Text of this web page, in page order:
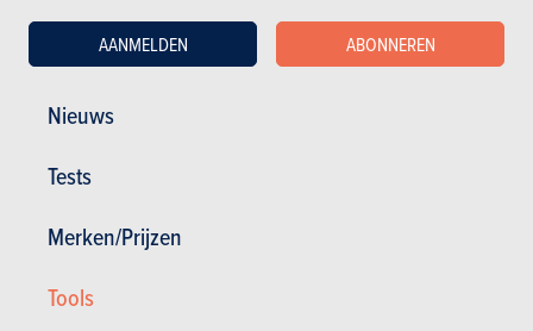
Nieuws
Tests
Merken/Prijzen
Tools
AANMELDEN ABONNEREN
Scénic (c'est comme ça qu'elle s'appelle!) n'est pas une voiture
passion, pas sexy pour un sous, pas enthousiasmante à conduire mais
bonne voiture, très pratique et discrète. A voir le prochain Scénic ;)